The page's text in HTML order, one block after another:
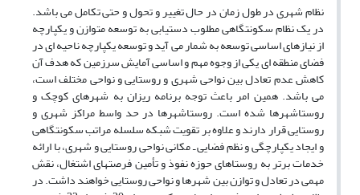
نظام شهری در طول زمان در حال تغییر و تحول و حتی تکامل می باشد.
در یک نظام سکونتگاهی مطلوب دستیابی به توسعه متوازن و یکپارچه
از نیازهای اساسی توسعه به شمار می آید و توسعه یکپارچه ناحیه ای در
فضای منطقه ای یکی از وجوه مهم و اساسی آمایش سرزمین که هدف آن
کاهش عدم تعادل بین نواحی شهری و روستایی و نواحی مختلف است،
می باشد. همین امر باعث توجه برنامه ریزان به شهرهای کوچک و
روستاشهرها شده است. روستاشهرها در حد واسط مراکز شهری و
روستایی قرار دارند و علاوه بر تقویت شبکه سلسله مراتب سکونتگاهی
و ایجاد یکپارچگی و نظم فضایی ـ مکانی نواحی روستایی و شهری، با ارائه
خدمات برتر به روستاهای حوزه نفوذ و تأمین فرصتهای اشتغال، نقش
مهمی در تعادل و توازن بین شهرها و نواحی روستایی خواهند داشت. در